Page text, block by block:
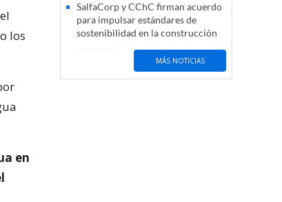
los
en
SalfaCorp y CChC firman acuerdo
para impulsar estándares de
sostenibilidad en la construcción
MÁS NOTICIAS